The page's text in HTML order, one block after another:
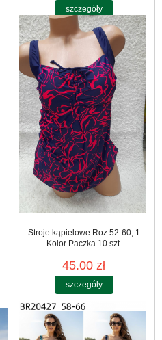
szczegóły
Stroje kąpielowe Roz 52-60, 1
Kolor Paczka 10 szt.
45.00 zł
szczegóły